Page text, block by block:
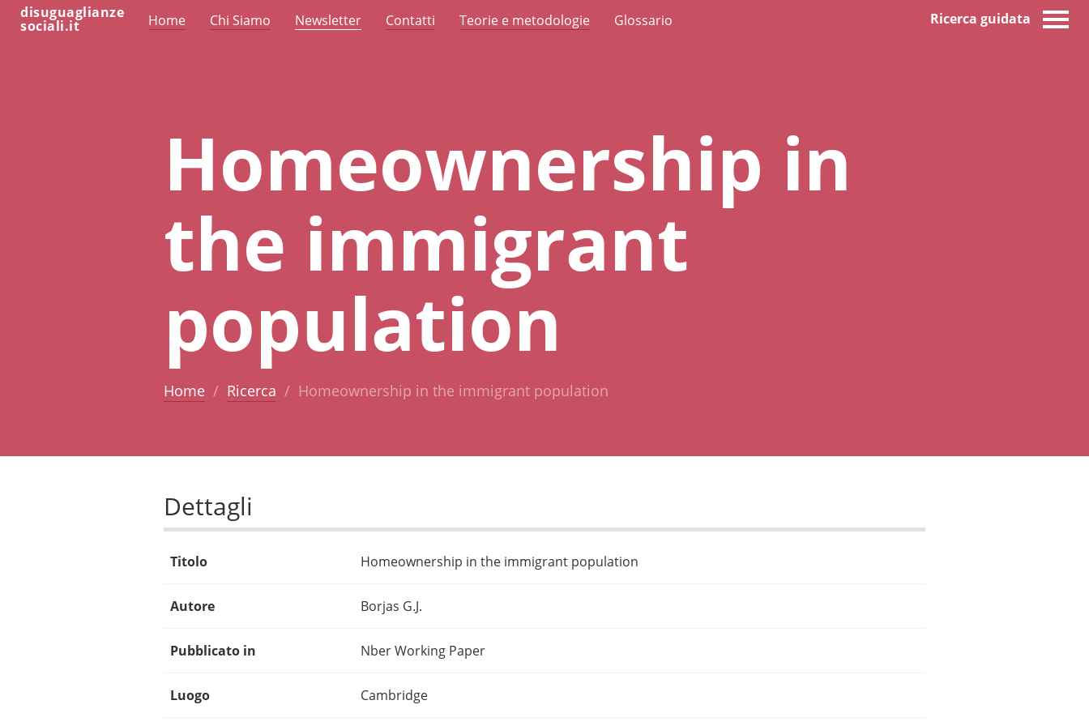
disuguaglianze
sociali.it Home Chi Siamo Newsletter Contatti Teorie e metodologie Glossario Ricerca guidata
Homeownership in
the immigrant
population
Home Ricerca Homeownership in the immigrant population
Dettagli
Titolo Homeownership in the immigrant population
Autore Borjas G.J.
Pubblicato in Nber Working Paper
Luogo Cambridge